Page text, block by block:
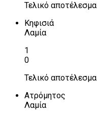
Τελικό αποτέλεσμα
Κηφισιά
Λαμία
1
0
Τελικό αποτέλεσμα
Ατρόμητος
Λαμία